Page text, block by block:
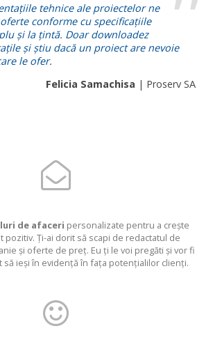
tehnice ale proiectelor ne
conforme cu specificațiile
și la țintă. Doar downloadez
și știu dacă un proiect are nevoie
le ofer.
Felicia Samachisa | Proserv SA
de afaceri personalizate pentru a crește
pozitiv. Ți-ai dorit să scapi de redactatul de
și oferte de preț. Eu ți le voi pregăti și vor fi
să ieși în evidență în fața potențialilor clienți.